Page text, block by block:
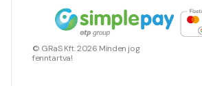
Reddish B
© GRaS Kft. 2026 Minden jog
fenntartva!